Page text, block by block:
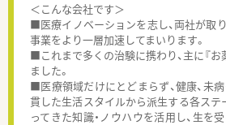
＜こんな会社です＞
■医療イノベーションを志し、両社が取
事業をより一層加速してまいります。
■これまで多くの治験に携わり、主に『お
ました。
■医療領域だけにとどまらず、健康、未病
貫した生活スタイルから派生する各ステ
ってきた知識・ノウハウを活用し、生を